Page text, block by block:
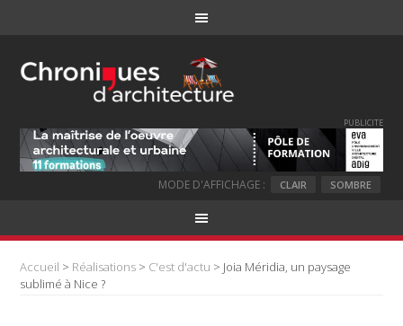
PUBLICITE
MODE D'AFFICHAGE : CLAIR SOMBRE
Accueil > Réalisations > C'est d'actu > Joia Méridia, un paysage
sublimé à Nice ?